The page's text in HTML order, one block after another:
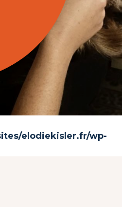
elodiekisler.fr/wp-